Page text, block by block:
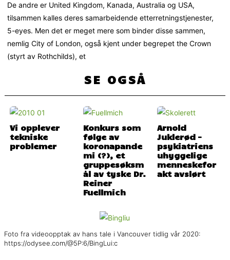
De andre er United Kingdom, Kanada, Australia og USA,
tilsammen kalles deres samarbeidende etterretningstjenester,
5-eyes. Men det er meget mere som binder disse sammen,
nemlig City of London, også kjent under begrepet the Crown
(styrt av Rothchilds), et
SE OGSÅ
Vi opplever
tekniske
problemer
Konkurs som
følge av
koronapande
mi (?), et
gruppesøksm
ål av tyske Dr.
Reiner
Fuellmich
Arnold
Juklerød –
psykiatriens
uhyggelige
menneskefor
akt avslørt
Foto fra videoopptak av hans tale i Vancouver tidlig vår 2020:
https://odysee.com/@5P:6/BingLui:c